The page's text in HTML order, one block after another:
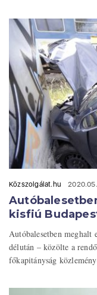
Közszolgálat.hu
kisfiú
Autóbalesetben meghalt
délután – közölte a
főkapitányság